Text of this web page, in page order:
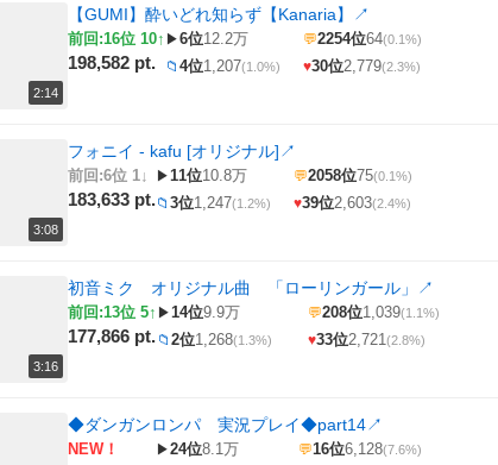
2:14
【GUMI】酔いどれ知らず【Kanaria】 ↗
前回:16位 10↑
198,582 pt.
▶6位12.2万 💬2254位64(0.1%)
📁 4位1,207(1.0%) ♥30位2,779(2.3%)
3:08
フォニイ - kafu [オリジナル]↗
前回:6位 1↓
183,633 pt.
▶11位10.8万 💬2058位75(0.1%)
📁 3位1,247(1.2%) ♥39位2,603(2.4%)
3:16
初音ミク オリジナル曲 「ローリンガール」 ↗
前回:13位 5↑
177,866 pt.
▶14位9.9万 💬208位1,039(1.1%)
📁 2位1,268(1.3%) ♥33位2,721(2.8%)
◆ダンガンロンパ 実況プレイ◆part14↗
NEW！ ▶24位8.1万 💬16位6,128(7.6%)